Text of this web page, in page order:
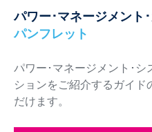
パワー･マネージメント
パンフレット
パワー･マネージメント･シ
ションをご紹介するガイド
だけます。